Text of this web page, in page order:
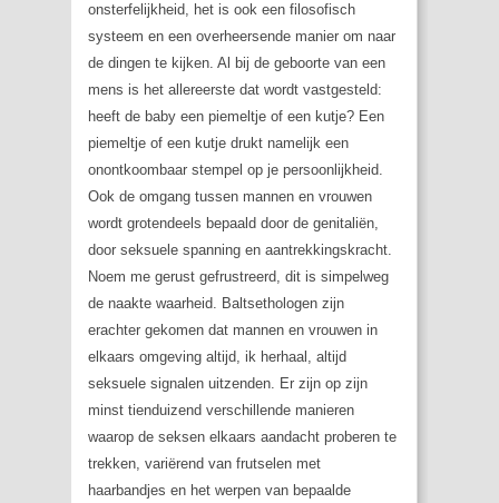
onsterfelijkheid, het is ook een filosofisch
systeem en een overheersende manier om naar
de dingen te kijken. Al bij de geboorte van een
mens is het allereerste dat wordt vastgesteld:
heeft de baby een piemeltje of een kutje? Een
piemeltje of een kutje drukt namelijk een
onontkoombaar stempel op je persoonlijkheid.
Ook de omgang tussen mannen en vrouwen
wordt grotendeels bepaald door de genitaliën,
door seksuele spanning en aantrekkingskracht.
Noem me gerust gefrustreerd, dit is simpelweg
de naakte waarheid. Baltsethologen zijn
erachter gekomen dat mannen en vrouwen in
elkaars omgeving altijd, ik herhaal, altijd
seksuele signalen uitzenden. Er zijn op zijn
minst tienduizend verschillende manieren
waarop de seksen elkaars aandacht proberen te
trekken, variërend van frutselen met
haarbandjes en het werpen van bepaalde